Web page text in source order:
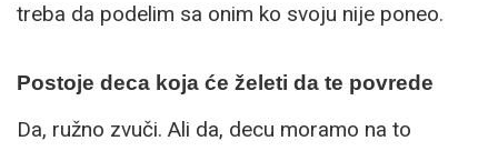
treba da podelim sa onim ko svoju nije poneo.
Postoje deca koja će želeti da te povrede
Da, ružno zvuči. Ali da, decu moramo na to